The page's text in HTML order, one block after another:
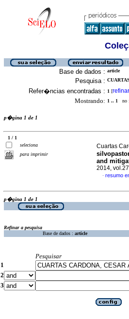
Base de dados : article
Pesquisa :
Refer�ncias encontradas : 1 [refinar
Mostrando: 1 .. 1 no
p�gina 1 de 1
1 / 1
seleciona
para imprimir
Cuartas
and
2014,
· resumo
p�gina 1 de 1
Refinar a pesquisa
Base de dados : article
Pesquisar
1
2
3